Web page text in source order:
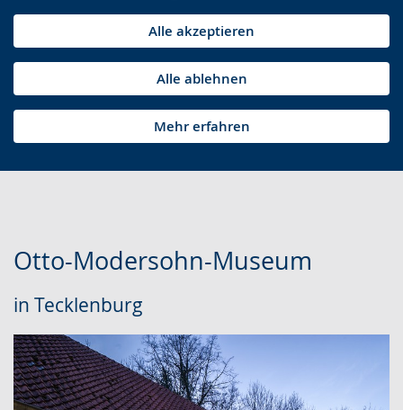
Alle akzeptieren
Alle ablehnen
Mehr erfahren
Otto-Modersohn-Museum
in Tecklenburg